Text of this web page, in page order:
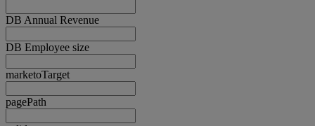
DB Annual Revenue
DB Employee size
marketoTarget
pagePath